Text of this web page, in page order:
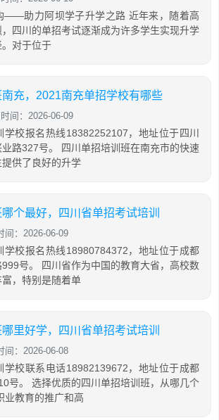
——助力阿坝学子升学之路 近年来，随着高
四川的单招考试逐渐成为许多学生实现升学
对于位于
充，2021南充单招学校有哪些
间：2026-06-09
学校报名热线18382252107，地址位于四川
路327号。 四川单招培训班在南充市的快速
供了良好的升学
个最好，四川省单招考试培训
间：2026-06-09
学校报名热线18980784372，地址位于成都
号。 四川省作为中国的教育大省，高校数
，特别是随着单
里好学，四川省单招考试培训
间：2026-06-08
学校联系电话18982139672，地址位于成都
号。 选择优质的四川单招培训班，从哪几个
业教育的推广和高